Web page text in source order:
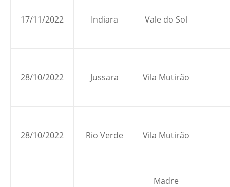
17/11/2022 Indiara Vale do Sol
28/10/2022 Jussara Vila Mutirão
28/10/2022 Rio Verde Vila Mutirão
Madre